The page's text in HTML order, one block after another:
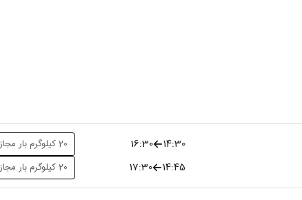
14:30
16:30 20 کیلوگرم بار مجاز
14:45
17:30 20 کیلوگرم بار مجاز